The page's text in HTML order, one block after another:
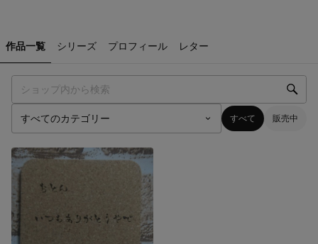
作品一覧 シリーズ プロフィール レター
すべて 販売中